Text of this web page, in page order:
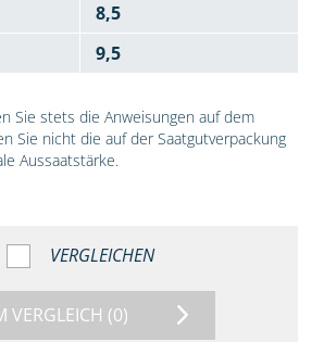
8,5
9,5
Sie stets die Anweisungen auf dem
Sie nicht die auf der Saatgutverpackung
Aussaatstärke.
VERGLEICHEN
VERGLEICH (0)